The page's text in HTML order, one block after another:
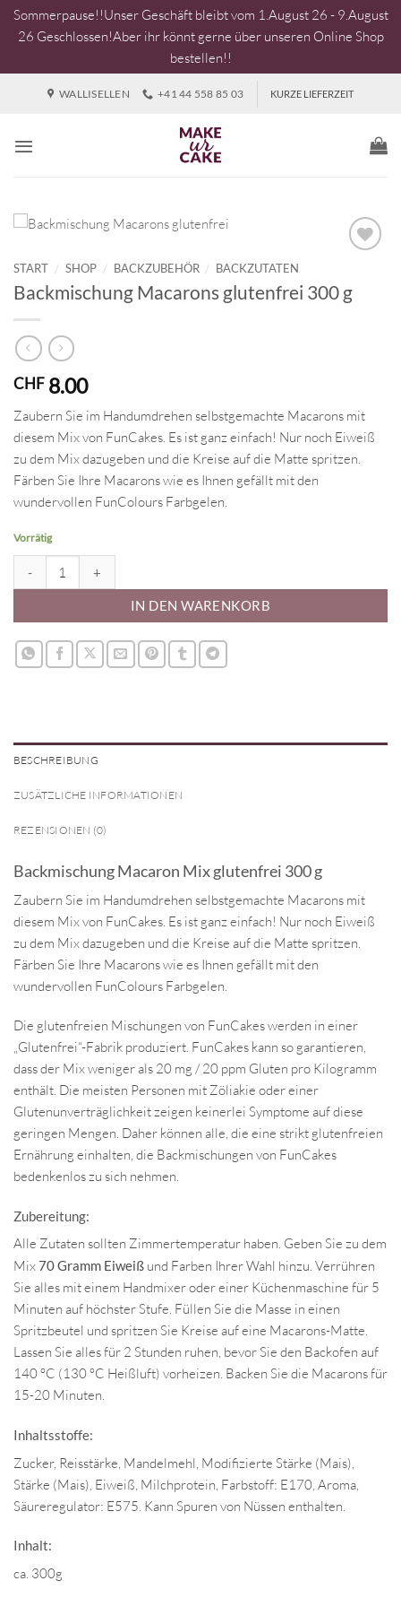
Sommerpause!!Unser Geschäft bleibt vom 1.August 26 - 9.August
26 Geschlossen!Aber ihr könnt gerne über unseren Online Shop
bestellen!!
WALLISELLEN +41 44 558 85 03 KURZE LIEFERZEIT
START / SHOP / BACKZUBEHÖR / BACKZUTATEN
Backmischung Macarons glutenfrei 300 g
CHF 8.00
Zaubern Sie im Handumdrehen selbstgemachte Macarons mit
diesem Mix von FunCakes. Es ist ganz einfach! Nur noch Eiweiß
zu dem Mix dazugeben und die Kreise auf die Matte spritzen.
Färben Sie Ihre Macarons wie es Ihnen gefällt mit den
wundervollen FunColours Farbgelen.
Vorrätig
IN DEN WARENKORB
BESCHREIBUNG
ZUSÄTZLICHE INFORMATIONEN
REZENSIONEN (0)
Backmischung Macaron Mix glutenfrei 300 g
Zaubern Sie im Handumdrehen selbstgemachte Macarons mit
diesem Mix von FunCakes. Es ist ganz einfach! Nur noch Eiweiß
zu dem Mix dazugeben und die Kreise auf die Matte spritzen.
Färben Sie Ihre Macarons wie es Ihnen gefällt mit den
wundervollen FunColours Farbgelen.
Die glutenfreien Mischungen von FunCakes werden in einer
„Glutenfrei“-Fabrik produziert. FunCakes kann so garantieren,
dass der Mix weniger als 20 mg / 20 ppm Gluten pro Kilogramm
enthält. Die meisten Personen mit Zöliakie oder einer
Glutenunverträglichkeit zeigen keinerlei Symptome auf diese
geringen Mengen. Daher können alle, die eine strikt glutenfreien
Ernährung einhalten, die Backmischungen von FunCakes
bedenkenlos zu sich nehmen.
Zubereitung:
Alle Zutaten sollten Zimmertemperatur haben. Geben Sie zu dem
Mix70 Gramm Eiweiß und Farben Ihrer Wahl hinzu. Verrühren
Sie alles mit einem Handmixer oder einer Küchenmaschine für 5
Minuten auf höchster Stufe. Füllen Sie die Masse in einen
Spritzbeutel und spritzen Sie Kreise auf eine Macarons-Matte.
Lassen Sie alles für 2 Stunden ruhen, bevor Sie den Backofen auf
140 °C (130 °C Heißluft) vorheizen. Backen Sie die Macarons für
15-20 Minuten.
Inhaltsstoffe:
Zucker, Reisstärke, Mandelmehl, Modifizierte Stärke (Mais),
Stärke (Mais), Eiweiß, Milchprotein, Farbstoff: E170, Aroma,
Säureregulator: E575. Kann Spuren von Nüssen enthalten.
Inhalt:
ca. 300g